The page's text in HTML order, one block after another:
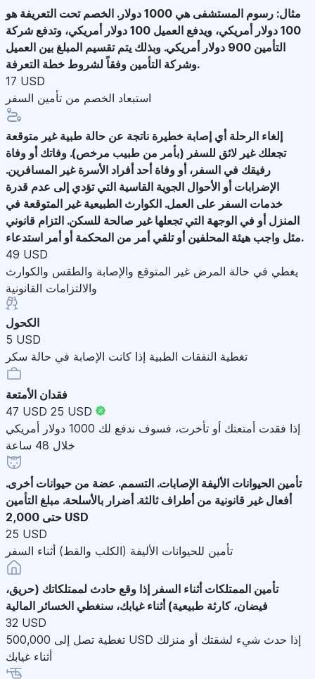
مثال: رسوم المستشفى هي 1000 دولار. الخصم تحت التعريفة هو
100 دولار أمريكي، ويدفع العميل 100 دولار أمريكي، وتدفع شركة
التأمين 900 دولار أمريكي. وبذلك يتم تقسيم المبلغ بين العميل
وشركة التأمين وفقاً لشروط خطة التعرفة.
17 USD
استبعاد الخصم من تأمين السفر
إلغاء الرحلة أي إصابة خطيرة ناتجة عن حالة طبية غير متوقعة
تجعلك غير لائق للسفر (بأمر من طبيب مرخص). وفاتك أو وفاة
رفيقك في السفر، أو وفاة أحد أفراد الأسرة غير المسافرين.
الإضرابات أو الأحوال الجوية القاسية التي تؤدي إلى عدم قدرة
خدمات السفر على العمل. الكوارث الطبيعية غير المتوقعة في
المنزل أو في الوجهة التي تجعلها غير صالحة للسكن. التزام قانوني
مثل واجب هيئة المحلفين أو تلقي أمر من المحكمة أو أمر استدعاء.
49 USD
يغطي في حالة المرض غير المتوقع والإصابة والطقس والكوارث
والالتزامات القانونية
الكحول
5 USD
تغطية النفقات الطبية إذا كانت الإصابة في حالة سكر
فقدان الأمتعة
47 USD 25 USD
إذا فقدت أمتعتك أو تأخرت، فسوف ندفع لك 1000 دولار أمريكي
خلال 48 ساعة
تأمين الحيوانات الأليفة الإصابات. التسمم. عضة من حيوانات أخرى.
أفعال غير قانونية من أطراف ثالثة. أضرار بالأسلحة. مبلغ التأمين
حتى 2,000 USD
25 USD
تأمين للحيوانات الأليفة (الكلب والقط) أثناء السفر
تأمين الممتلكات أثناء السفر إذا وقع حادث لممتلكاتك (حريق،
فيضان، كارثة طبيعية) أثناء غيابك، سنغطي الخسائر المالية
32 USD
تغطية تصل إلى 500,000 USD إذا حدث شيء لشقتك أو منزلك
أثناء غيابك